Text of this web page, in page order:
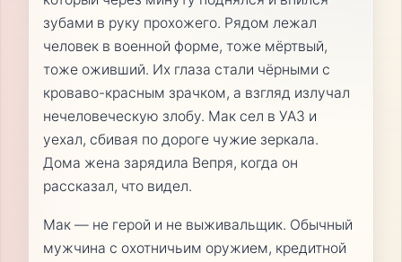
зубами в руку прохожего. Рядом лежал
человек в военной форме, тоже мёртвый,
тоже оживший. Их глаза стали чёрными с
кроваво-красным зрачком, а взгляд излучал
нечеловеческую злобу. Мак сел в УАЗ и
уехал, сбивая по дороге чужие зеркала.
Дома жена зарядила Вепря, когда он
рассказал, что видел.
Мак — не герой и не выживальщик. Обычный
мужчина с охотничьим оружием, кредитной